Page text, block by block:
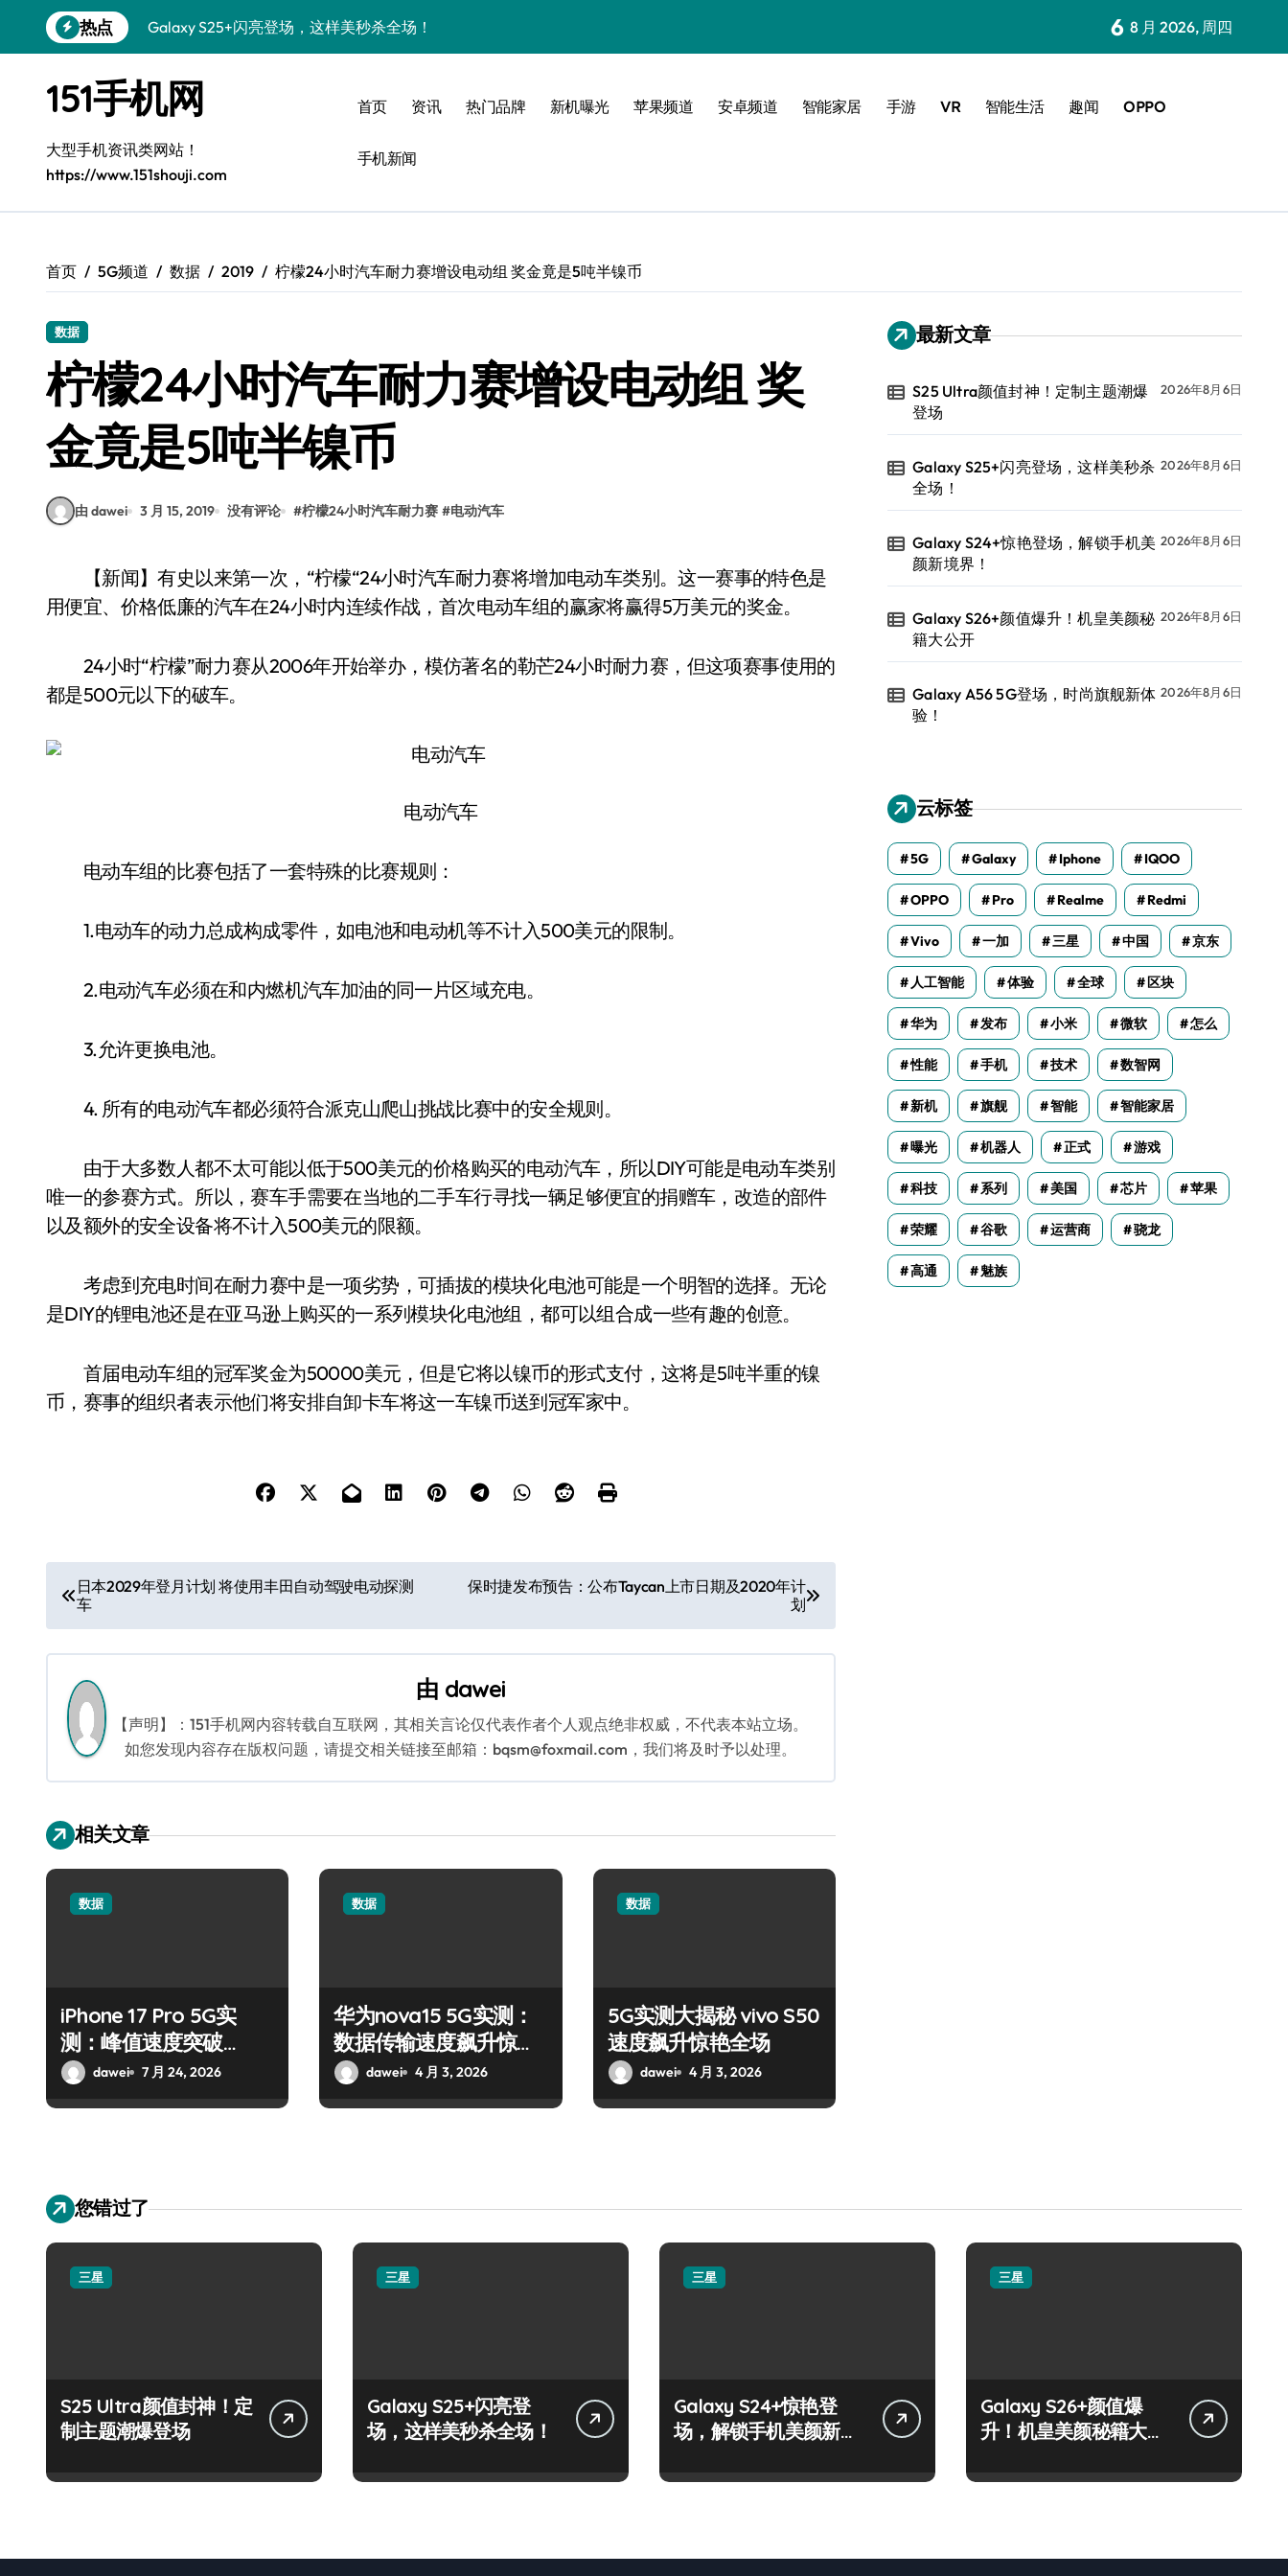
到
热点
Galaxy S25+闪亮登场，这样美秒杀全场！
Galaxy S26+颜值爆升！机皇美颜秘籍大公开
Galaxy A56 5G登场，时尚旗舰新体验！
三星Galaxy S26发布：个性美化全攻略
Galaxy S25美颜密码：秒变个性酷机！
Galaxy C55 5G登场，演绎三星美学新巅峰！
S25 Ultra颜值封神！定制主题潮爆登场
6 8 月 2026, 周四
151手机网
大型手机资讯类网站！
https://www.151shouji.com
首页 资讯 热门品牌 新机曝光 苹果频道 安卓频道 智能家居 手游 VR 智能生活 趣闻 OPPO
手机新闻
首页 5G频道 数据 2019 柠檬24小时汽车耐力赛增设电动组 奖金竟是5吨半镍币
数据
柠檬24小时汽车耐力赛增设电动组 奖
金竟是5吨半镍币
由 dawei 3 月 15, 2019 没有评论 #柠檬24小时汽车耐力赛 #电动汽车
【新闻】有史以来第一次，“柠檬“24小时汽车耐力赛将增加电动车类别。这一赛事的特色是
用便宜、价格低廉的汽车在24小时内连续作战，首次电动车组的赢家将赢得5万美元的奖金。
24小时“柠檬”耐力赛从2006年开始举办，模仿著名的勒芒24小时耐力赛，但这项赛事使用的
都是500元以下的破车。
电动汽车
电动车组的比赛包括了一套特殊的比赛规则：
1.电动车的动力总成构成零件，如电池和电动机等不计入500美元的限制。
2.电动汽车必须在和内燃机汽车加油的同一片区域充电。
3.允许更换电池。
4. 所有的电动汽车都必须符合派克山爬山挑战比赛中的安全规则。
由于大多数人都不太可能以低于500美元的价格购买的电动汽车，所以DIY可能是电动车类别
唯一的参赛方式。所以，赛车手需要在当地的二手车行寻找一辆足够便宜的捐赠车，改造的部件
以及额外的安全设备将不计入500美元的限额。
考虑到充电时间在耐力赛中是一项劣势，可插拔的模块化电池可能是一个明智的选择。无论
是DIY的锂电池还是在亚马逊上购买的一系列模块化电池组，都可以组合成一些有趣的创意。
首届电动车组的冠军奖金为50000美元，但是它将以镍币的形式支付，这将是5吨半重的镍
币，赛事的组织者表示他们将安排自卸卡车将这一车镍币送到冠军家中。
文
章
导
航
日本2029年登月计划 将使用丰田自动驾驶电动探测
车
保时捷发布预告：公布Taycan上市日期及2020年计
划
由 dawei
【声明】：151手机网内容转载自互联网，其相关言论仅代表作者个人观点绝非权威，不代表本站立场。
如您发现内容存在版权问题，请提交相关链接至邮箱：bqsm@foxmail.com，我们将及时予以处理。
相关文章
数据
iPhone 17 Pro 5G实
测：峰值速度突破
3.5Gbps
dawei 7 月 24, 2026
数据
华为nova15 5G实测：
数据传输速度飙升惊艳
全场dawei 4 月 3, 2026
数据
5G实测大揭秘 vivo S50
速度飙升惊艳全场
dawei 4 月 3, 2026
最新文章
S25 Ultra颜值封神！定制主题潮爆
登场
2026年8月6日
Galaxy S25+闪亮登场，这样美秒杀
全场！
2026年8月6日
Galaxy S24+惊艳登场，解锁手机美
颜新境界！
2026年8月6日
Galaxy S26+颜值爆升！机皇美颜秘
籍大公开
2026年8月6日
Galaxy A56 5G登场，时尚旗舰新体
验！
2026年8月6日
云标签
5G Galaxy Iphone IQOO
OPPO Pro Realme Redmi
Vivo 一加 三星 中国 京东
人工智能 体验 全球 区块
华为 发布 小米 微软 怎么
性能 手机 技术 数智网
新机 旗舰 智能 智能家居
曝光 机器人 正式 游戏
科技 系列 美国 芯片 苹果
荣耀 谷歌 运营商 骁龙
高通 魅族
您错过了
三星
S25 Ultra颜值封神！定
制主题潮爆登场
三星
Galaxy S25+闪亮登
场，这样美秒杀全场！
三星
Galaxy S24+惊艳登
场，解锁手机美颜新境
三星
Galaxy S26+颜值爆
升！机皇美颜秘籍大公